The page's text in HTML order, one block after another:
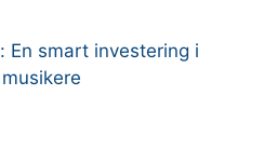
En smart investering i